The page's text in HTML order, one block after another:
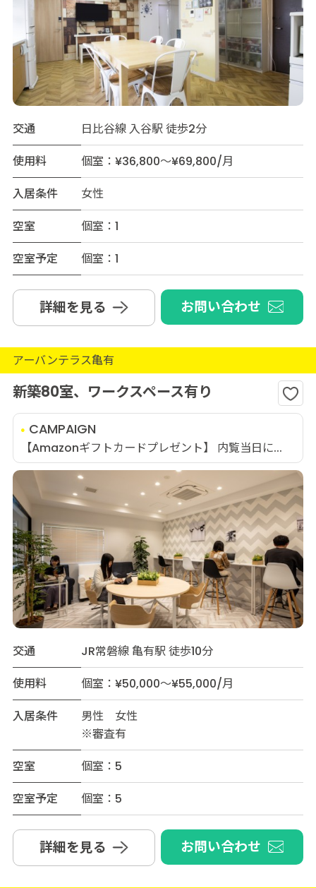
交通
日比谷線 入谷駅 徒歩2分
使用料
個室：¥36,800～¥69,800/月
入居条件
女性
空室
個室：1
空室予定
個室：1
詳細を見る お問い合わせ
アーバンテラス亀有
新築80室、ワークスペース有り
CAMPAIGN
【Amazonギフトカードプレゼント】 内覧当日に...
交通
JR常磐線 亀有駅 徒歩10分
使用料
個室：¥50,000～¥55,000/月
入居条件
男性 女性
※審査有
空室
個室：5
空室予定
個室：5
詳細を見る お問い合わせ